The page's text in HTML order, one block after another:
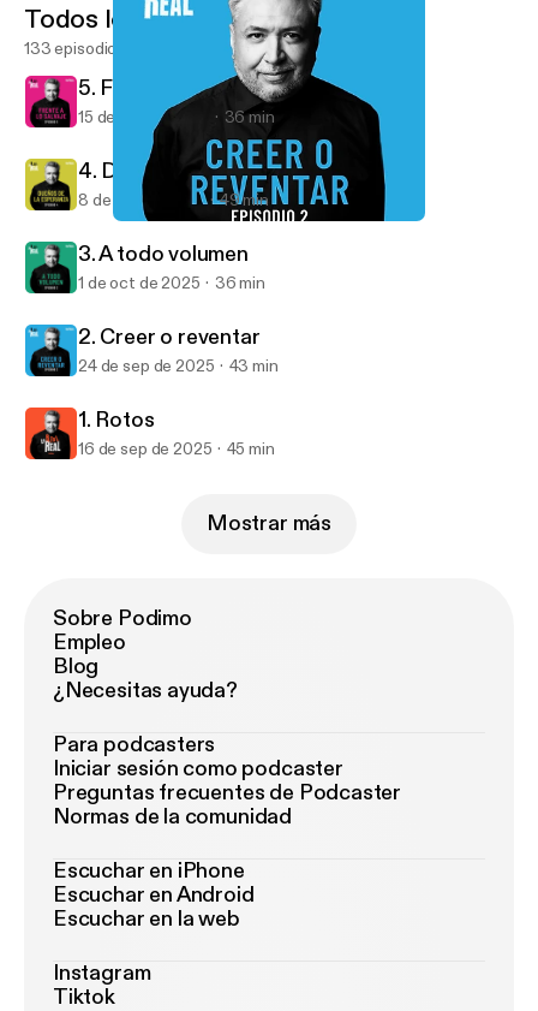
Lo Real Real
Todos los episodios
133 episodios
5. Frente a lo salvaje
15 de oct de 2025 36 min
4. Dueños de la esperanza
8 de oct de 2025 49 min
3. A todo volumen
1 de oct de 2025 36 min
2. Creer o reventar
24 de sep de 2025 43 min
1. Rotos
16 de sep de 2025 45 min
Mostrar más
Sobre Podimo
Empleo
Blog
¿Necesitas ayuda?
Para podcasters
Iniciar sesión como podcaster
Preguntas frecuentes de Podcaster
Normas de la comunidad
Escuchar en iPhone
Escuchar en Android
Escuchar en la web
Instagram
Tiktok